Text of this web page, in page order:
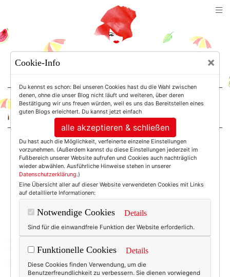
For Women. Not Girls.
Einträge mit dem
Tag: Donna Karan
Cookie-Info ×
Du kennst es schon: Bei unseren Cookies hast du die Wahl zwischen
denen, ohne die unser Blog nicht läuft und weiteren, über deren
Bestätigung wir uns freuen würden, weil es uns das Bereitstellen eines
guten Blogs erleichtert. Du kannst jetzt einfach
alle akzeptieren & schließen
Du hast auch die Möglichkeit, verfeinerte einzelne Einstellungen
vorzunehmen. (Außerdem kannst du diese Einstellungen jederzeit im
Fußbereich unserer Website aufrufen und Cookies auch nachträglich
wieder abwählen. Ausführliche Hinweise stehen in unserer
Datenschutzerklärung.)
Eine Übersicht aller auf dieser Website verwendeten Cookies mit Links
auf detaillierte Informationen:
Notwendige Cookies Details
Sind für die einwandfreie Funktion der Website erforderlich.
Funktionelle Cookies Details
Diese Cookies finden Verwendung, um die
Benutzerfreundlichkeit zu verbessern. Sie dienen vorwiegend